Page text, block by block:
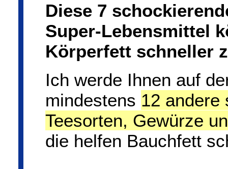
Diese 7
Super-Lebensmittel
Körperfett schneller
Ich werde Ihnen auf
mindestens 12 andere
Teesorten, Gewürze
die helfen Bauchfett